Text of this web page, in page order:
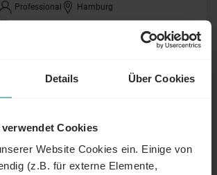
Details Über Cookies
Cookies
Website Cookies ein. Einige von
(z.B. für externe Elemente,
Professional
Hamburg
(m/w/d)